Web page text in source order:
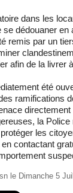
dans les
dédouaner en
remis par un
afin de la livrer
été
ramifications
la Police
les
contactant
le Dimanche 5